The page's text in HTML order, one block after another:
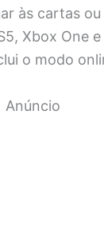
às cartas
Xbox One
o modo
Anúncio